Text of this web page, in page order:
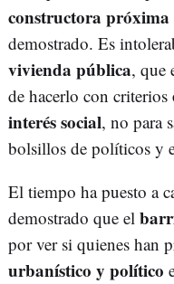
constructora
demostrado. Es
vivienda pública, que
de hacerlo con criterios
interés social, no para
bolsillos de políticos y
El tiempo ha puesto a
demostrado que el
por ver si quienes han
urbanístico y político